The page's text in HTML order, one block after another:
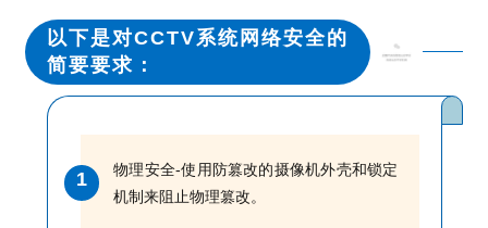
以下是对CCTV系统网络安全的
简要要求：
1
物理安全-使用防篡改的摄像机外壳和锁定
机制来阻止物理篡改。